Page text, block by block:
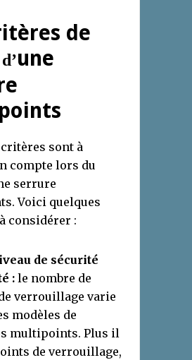
de
d’une
sont à
compte lors du
serrure
Voici quelques
considérer :
de sécurité
: le nombre de
verrouillage varie
modèles de
multipoints. Plus il
de verrouillage,